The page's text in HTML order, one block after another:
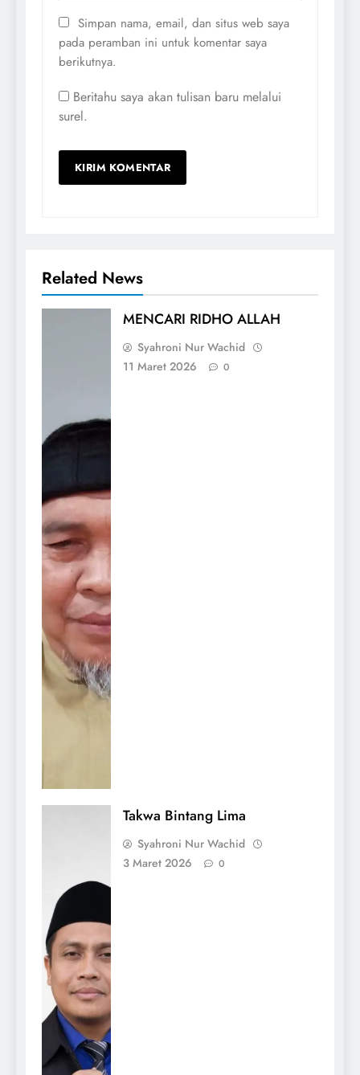
Simpan nama, email, dan situs web saya
pada peramban ini untuk komentar saya
berikutnya.
Beritahu saya akan tulisan baru melalui
surel.
Related News
MENCARI RIDHO ALLAH
Syahroni Nur Wachid
11 Maret 2026
0
Takwa Bintang Lima
Syahroni Nur Wachid
3 Maret 2026
0